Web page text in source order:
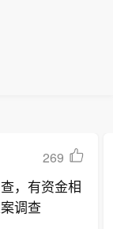
269
，有资金相
调查